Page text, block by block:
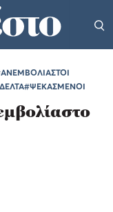
#ΨΕΚΑΣΜΕΝΟΙ